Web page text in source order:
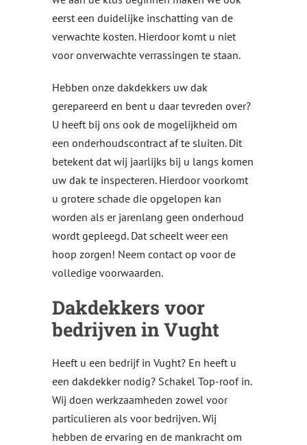
eerst een duidelijke inschatting van de
verwachte kosten. Hierdoor komt u niet
voor onverwachte verrassingen te staan.
Hebben onze dakdekkers uw dak
gerepareerd en bent u daar tevreden over?
U heeft bij ons ook de mogelijkheid om
een onderhoudscontract af te sluiten. Dit
betekent dat wij jaarlijks bij u langs komen
uw dak te inspecteren. Hierdoor voorkomt
u grotere schade die opgelopen kan
worden als er jarenlang geen onderhoud
wordt gepleegd. Dat scheelt weer een
hoop zorgen! Neem contact op voor de
volledige voorwaarden.
Dakdekkers voor
bedrijven in Vught
Heeft u een bedrijf in Vught? En heeft u
een dakdekker nodig? Schakel Top-roof in.
Wij doen werkzaamheden zowel voor
particulieren als voor bedrijven. Wij
hebben de ervaring en de mankracht om